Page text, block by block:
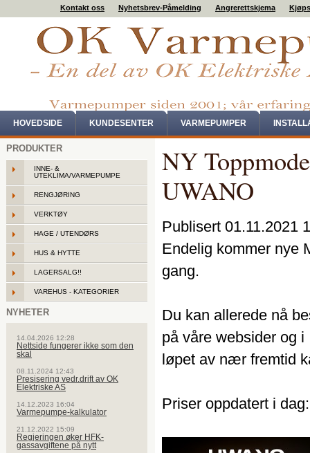
Kontakt oss Nyhetsbrev-Påmelding Angrerettskjema
HOVEDSIDE KUNDESENTER VARMEPUMPER
PRODUKTER
INNE- &
UTEKLIMA/VARMEPUMPE
RENGJØRING
VERKTØY
HAGE / UTENDØRS
HUS & HYTTE
LAGERSALG!!
VAREHUS - KATEGORIER
NYHETER
14.04.2026 12:28
Nettside fungerer ikke som den
skal
08.11.2024 12:43
Presisering vedr.drift av OK
Elektriske AS
14.12.2023 16:04
Varmepumpe-kalkulator
21.12.2022 15:09
Regjeringen øker HFK-
gassavgiftene på nytt
NY
UWANO
Publisert 01.11.2021
Endelig kommer nye
gang.
Du kan allerede nå
på våre websider og i
løpet av nær fremtid
Priser oppdatert i